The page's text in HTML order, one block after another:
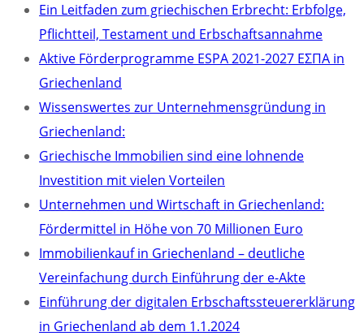
Ein Leitfaden zum griechischen Erbrecht: Erbfolge,
Pflichtteil, Testament und Erbschaftsannahme
Aktive Förderprogramme ESPA 2021-2027 ΕΣΠΑ in
Griechenland
Wissenswertes zur Unternehmensgründung in
Griechenland:
Griechische Immobilien sind eine lohnende
Investition mit vielen Vorteilen
Unternehmen und Wirtschaft in Griechenland:
Fördermittel in Höhe von 70 Millionen Euro
Immobilienkauf in Griechenland – deutliche
Vereinfachung durch Einführung der e-Akte
Einführung der digitalen Erbschaftssteuererklärung
in Griechenland ab dem 1.1.2024